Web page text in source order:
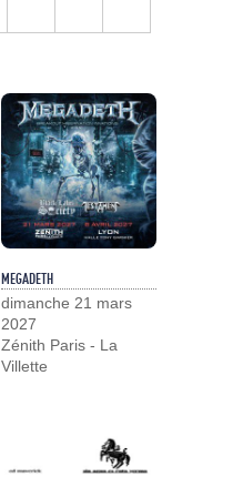
MEGADETH
dimanche 21 mars
2027
Zénith Paris - La
Villette